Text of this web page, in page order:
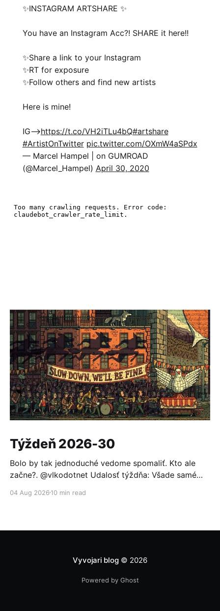
✨INSTAGRAM ARTSHARE ✨
You have an Instagram Acc?! SHARE it here!!
✨Share a link to your Instagram
✨RT for exposure
✨Follow others and find new artists
Here is mine!
IG-->https://t.co/VH2iTLu4bQ#artshare
#ArtistOnTwitter pic.twitter.com/OXmW4aSPdx
— Marcel Hampel | on GUMROAD
(@Marcel_Hampel) April 30, 2020
Týždeň 2026-30
Bolo by tak jednoduché vedome spomaliť. Kto ale
začne?. @vlkodotnet Udalosť týždňa: Všade samé
nabúrala do Hugging Face a ten sa nevedel brániť
bolo založenie aliancie za
04 Aug 2026 10 min read
Vyvojari blog© 2026
Powered by Ghost